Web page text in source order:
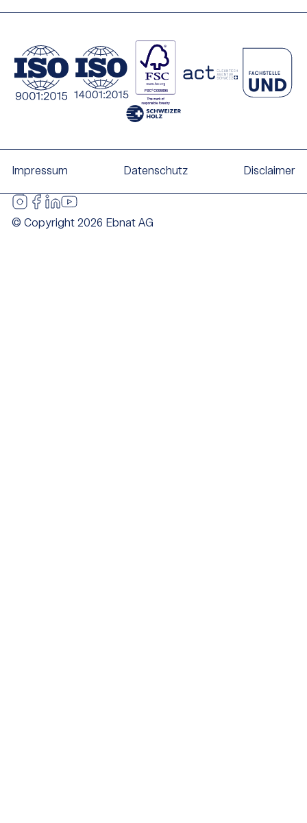
Impressum Datenschutz Disclaimer
© Copyright 2026 Ebnat AG